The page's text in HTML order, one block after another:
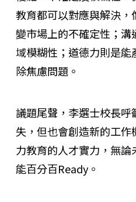
教育都可以對應與解決
變市場上的不確定性；
域模糊性；道德力則是
除焦慮問題。
議題尾聲，李選士校長
失，但也會創造新的工
力教育的人才實力，無
能百分百Ready。